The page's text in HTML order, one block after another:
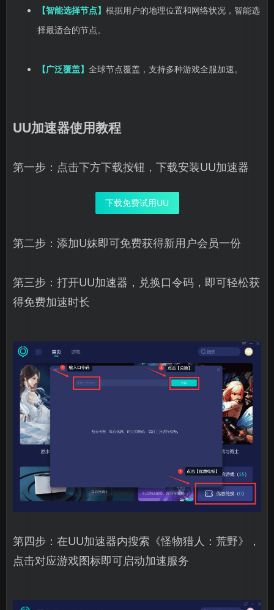
【智能选择节点】 根据用户的地理位置和网络状况，智能选
择最适合的节点。
【广泛覆盖】 全球节点覆盖，支持多种游戏全服加速。
UU加速器使用教程
第一步：点击下方下载按钮，下载安装UU加速器
下载免费试用UU
第二步：添加U妹即可免费获得新用户会员一份
第三步：打开UU加速器，兑换口令码，即可轻松获
得免费加速时长
第四步：在UU加速器内搜索《怪物猎人：荒野》，
点击对应游戏图标即可启动加速服务